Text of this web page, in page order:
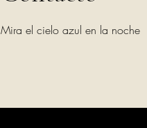
Mira el cielo azul en la noche